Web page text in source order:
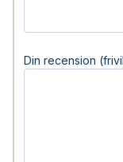
Din recension